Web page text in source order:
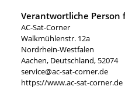
Verantwortliche Person
AC-Sat-Corner
Walkmühlenstr. 12a
Nordrhein-Westfalen
Aachen, Deutschland, 52074
service@ac-sat-corner.de
https://www.ac-sat-corner.de